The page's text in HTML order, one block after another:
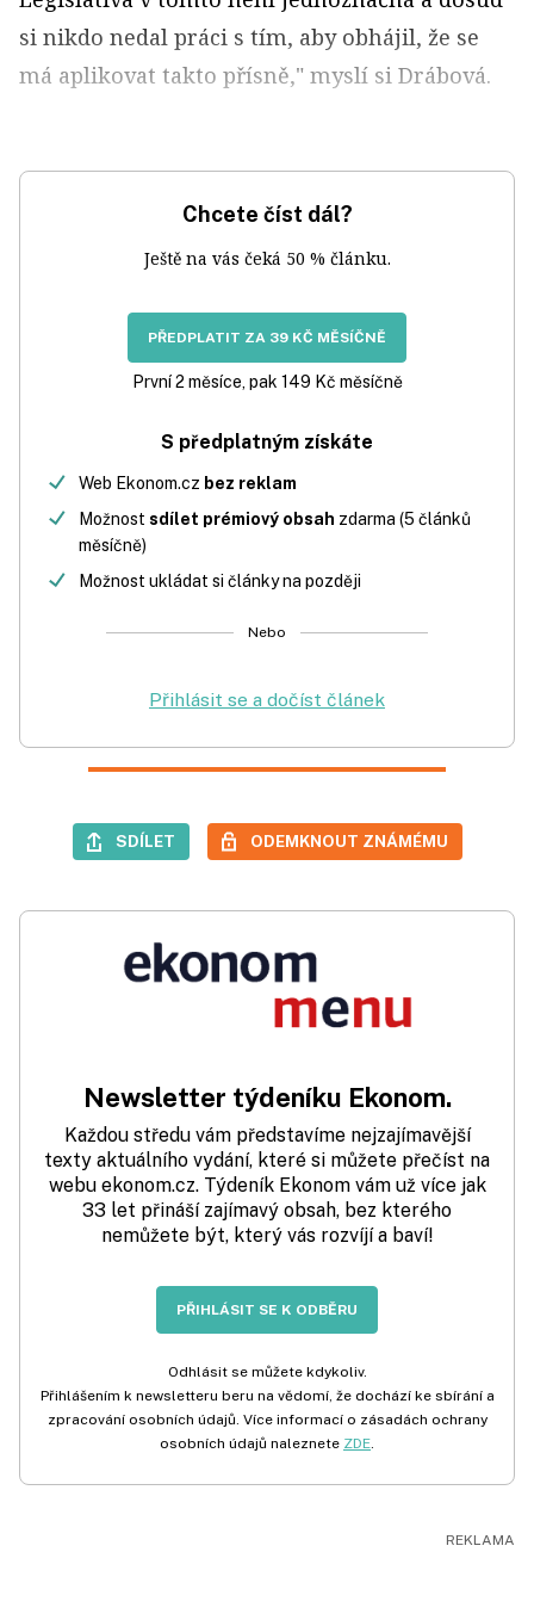
si nikdo nedal práci s tím, aby obhájil, že se
má aplikovat takto přísně," myslí si Drábová.
Chcete číst dál?
Ještě na vás čeká 50 % článku.
PŘEDPLATIT ZA 39 KČ MĚSÍČNĚ
První 2 měsíce, pak 149 Kč měsíčně
S předplatným získáte
Web Ekonom.cz bez reklam
Možnost sdílet prémiový obsah zdarma (5 článků
měsíčně)
Možnost ukládat si články na později
Nebo
Přihlásit se a dočíst článek
SDÍLET ODEMKNOUT ZNÁMÉMU
Newsletter týdeníku Ekonom.
Každou středu vám představíme nejzajímavější
texty aktuálního vydání, které si můžete přečíst na
webu ekonom.cz. Týdeník Ekonom vám už více jak
33 let přináší zajímavý obsah, bez kterého
nemůžete být, který vás rozvíjí a baví!
PŘIHLÁSIT SE K ODBĚRU
Odhlásit se můžete kdykoliv.
Přihlášením k newsletteru beru na vědomí, že dochází ke sbírání a
zpracování osobních údajů. Více informací o zásadách ochrany
osobních údajů naleznete ZDE.